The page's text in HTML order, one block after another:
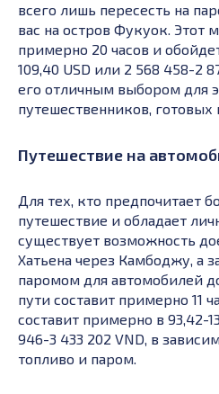
всего лишь пересесть на
вас на остров Фукуок. Этот
примерно 20 часов и
109,40 USD или 2 568 458-2
его отличным выбором для
путешественников,
Путешествие на
Для тех, кто предпочитает
путешествие и обладает
существует возможность
Хатьена через Камбоджу, а
паромом для автомобилей
пути составит примерно 11
составит примерно в 93,42-
946-3 433 202 VND, в
топливо и паром.